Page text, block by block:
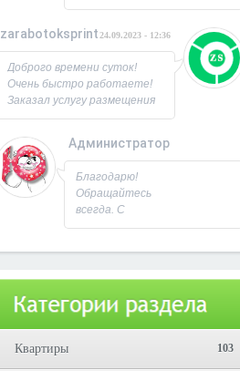
Всегда рад
пользователям.
просим!
Заходите ещё. С
Уважением,
Юрий!
zarabotoksprint 24.09.2023 - 12:36
Доброго времени суток!
Очень быстро работаете!
Заказал услугу размещения
объявления на 60 досок, за
исполнили! Большое
спасибо!
Администратор
22.09.2023 - 09:19
Благодарю!
Обращайтесь
всегда. С
Уважением,
Квартиры 103